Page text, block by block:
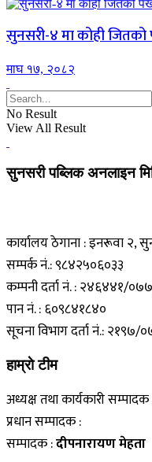
सुनसरी-४ मा कोही जितको
माघ १७, २०८२
No Result
View All Result
सुनसरी पब्लिक अनलाइन
कार्यालय ठेगाना : इनरूवा २,
सम्पर्क नं.: ९८४२५०६०३३
कम्पनी दर्ता नं. : २४६४४१/
पान नं. : ६०९८४१८४०
सूचना विभाग दर्ता नं.:
हाम्राे टीम
अध्यक्ष तथा कार्यकारी
प्रधान सम्पादक :
सम्पादक :दीपनारायण मेहता